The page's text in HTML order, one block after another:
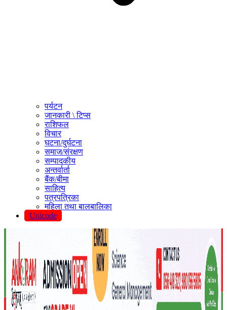
पर्यटन
जानकारी \ टिप्स
राशिफल
विचार
घटना/दुर्घटना
समाज/संरक्षण
सम्पादकीय
अन्तर्वार्ता
बैंक/बीमा
साहित्य
पत्रपत्रिका
महिला तथा बालबालिका
Unicode